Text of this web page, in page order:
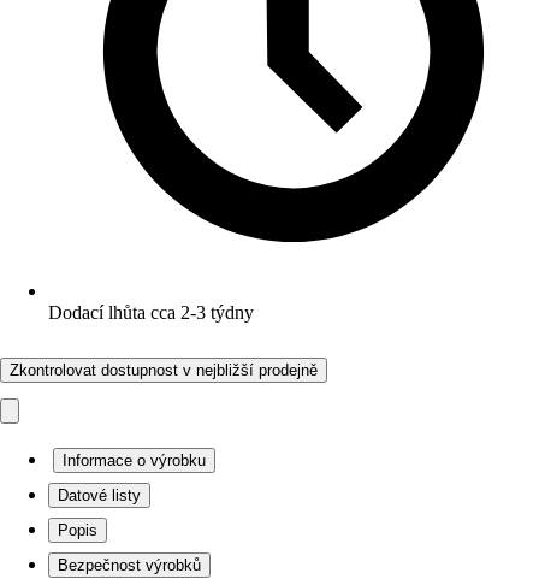
Dodací lhůta cca 2-3 týdny
Zkontrolovat dostupnost v nejbližší prodejně
Informace o výrobku
Datové listy
Popis
Bezpečnost výrobků